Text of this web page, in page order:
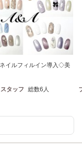
イルフィルイン導入◇美
スタッフ 総数6人